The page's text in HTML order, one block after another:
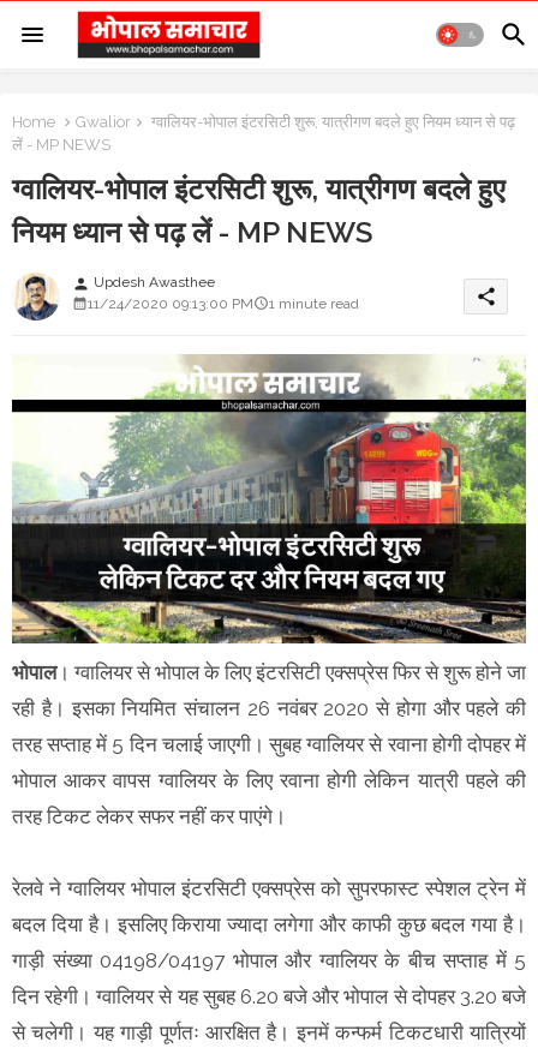
Home Gwalior
ग्वालियर-भोपाल इंटरसिटी शुरू, यात्रीगण बदले हुए नियम ध्यान से पढ़
लें - MP NEWS
ग्वालियर-भोपाल इंटरसिटी शुरू, यात्रीगण बदले हुए
नियम ध्यान से पढ़ लें - MP NEWS
person Updesh Awasthee
11/24/2020 09:13:00 PM
1 minute read share
भोपाल। ग्वालियर से भोपाल के लिए इंटरसिटी एक्सप्रेस फिर से शुरू होने जा
रही है। इसका नियमित संचालन 26 नवंबर 2020 से होगा और पहले की
तरह सप्ताह में 5 दिन चलाई जाएगी। सुबह ग्वालियर से रवाना होगी दोपहर में
भोपाल आकर वापस ग्वालियर के लिए रवाना होगी लेकिन यात्री पहले की
तरह टिकट लेकर सफर नहीं कर पाएंगे।
रेलवे ने ग्वालियर भोपाल इंटरसिटी एक्सप्रेस को सुपरफास्ट स्पेशल ट्रेन में
बदल दिया है। इसलिए किराया ज्यादा लगेगा और काफी कुछ बदल गया है।
गाड़ी संख्या 04198/04197 भोपाल और ग्वालियर के बीच सप्ताह में 5
दिन रहेगी। ग्वालियर से यह सुबह 6.20 बजे और भोपाल से दोपहर 3.20 बजे
से चलेगी। यह गाड़ी पूर्णतः आरक्षित है। इनमें कन्फर्म टिकटधारी यात्रियों